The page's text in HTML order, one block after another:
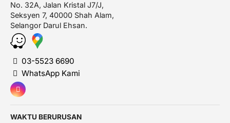
No. 32A, Jalan Kristal J7/J,
Seksyen 7, 40000 Shah Alam,
Selangor Darul Ehsan.
03-5523 6690
WhatsApp Kami
WAKTU BERURUSAN